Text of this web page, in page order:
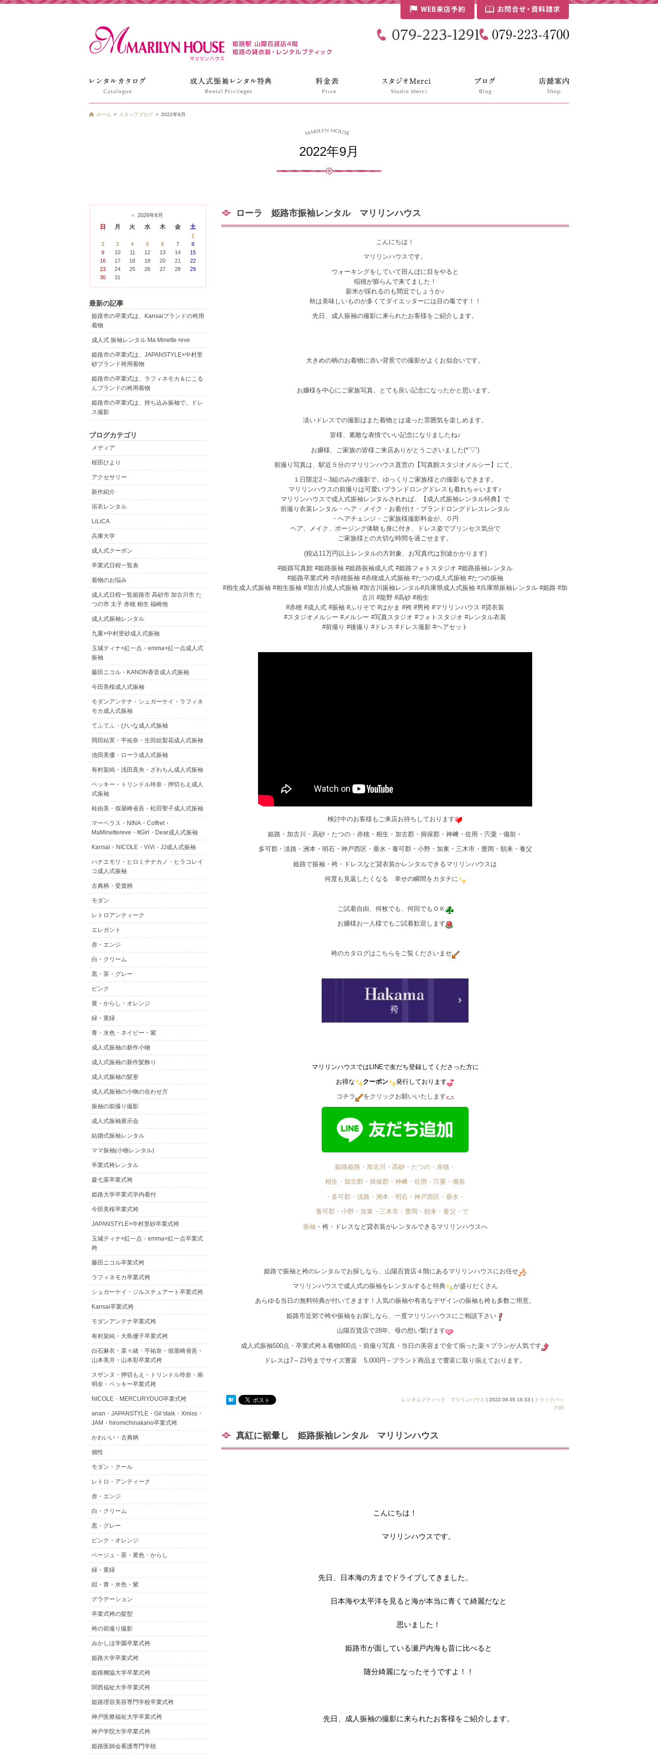
ホーム スタッフブログ 2022年9月
2022年9月
ローラ 姫路市振袖レンタル マリリンハウス
こんにちは！
マリリンハウスです。
ウォーキングをしていて田んぼに目をやると
稲穂が膨らんで来てました！
新米が採れるのも間近でしょうか♪
秋は美味しいものが多くてダイエッターには目の毒です！！
先日、成人振袖の撮影に来られたお客様をご紹介します。
大きめの柄のお着物に赤い背景での撮影がよくお似合いです。
お嬢様を中心にご家族写真、とても良い記念になったかと思います。
淡いドレスでの撮影はまた着物とは違った雰囲気を楽しめます。
皆様、素敵な表情でいい記念になりましたね♪
お嬢様、ご家族の皆様ご来店ありがとうございました(*’▽’)
前撮り写真は、駅近５分のマリリンハウス直営の【写真館スタジオメルシー】にて、
１日限定2～3組のみの撮影で、ゆっくりご家族様との撮影もできます。
マリリンハウスの前撮りは可愛いブランドロングドレスも着れちゃいます♪
マリリンハウスで成人式振袖レンタルされれば、【成人式振袖レンタル特典】で
前撮り衣装レンタル・ヘア・メイク・お着付け・ブランドロングドレスレンタル
・ヘアチェンジ・ご家族様撮影料金が、０円
ヘア、メイク、ポージング体験も身に付き、ドレス姿でプリンセス気分で
ご家族様との大切な時間を過ごせます。
(税込11万円以上レンタルの方対象、お写真代は別途かかります)
#姫路写真館 #姫路振袖 #姫路振袖成人式 #姫路フォトスタジオ #姫路振袖レンタル
#姫路卒業式袴 #赤穂振袖 #赤穂成人式振袖 #たつの成人式振袖 #たつの振袖
#相生成人式振袖 #相生振袖 #加古川成人式振袖 #加古川振袖レンタル#兵庫県成人式振袖 #兵庫県振袖レンタル #姫路 #加
古川 #龍野 #高砂 #相生
#赤穂 #成人式 #振袖 #ふりそで #はかま #袴 #男袴 #マリリンハウス #貸衣装
#スタジオメルシー #メルシー #写真スタジオ #フォトスタジオ #レンタル衣装
#前撮り #後撮り #ドレス #ドレス撮影 #ヘアセット
検討中のお客様もご来店お待ちしております
姫路・加古川・高砂・たつの・赤穂・相生・加古郡・揖保郡・神﨑・佐用・宍粟・備前・
多可郡・淡路・洲本・明石・神戸西区・垂水・養可郡・小野・加東・三木市・豊岡・朝来・養父
姫路で振袖・袴・ドレスなど貸衣装かレンタルできるマリリンハウスは
何度も見返したくなる 幸せの瞬間をカタチに
ご試着自由、何枚でも、何回でもＯＫ
お嬢様お一人様でもご試着歓迎します
袴のカタログはこちらをご覧くださいませ
マリリンハウスではLINEで友だち登録してくださった方に
お得な クーポン 発行しております
コチラ をクリックお願いいたします
姫路姫路・加古川・高砂・たつの・赤穂・
相生・加古郡・揖保郡・神﨑・佐用・宍粟・備前
・多可郡・淡路・洲本・明石・神戸西区・垂水・
養可郡・小野・加東・三木市・豊岡・朝来・養父・で゙
振袖 ・袴・ドレスなど貸衣装がレンタルできるマリリンハウスへ
姫路で振袖と袴のレンタルでお探しなら、山陽百貨店４階にあるマリリンハウスにお任せ
マリリンハウスで成人式の振袖をレンタルすると特典 が盛りだくさん
あらゆる当日の無料特典が付いてきます！人気の振袖や有名なデザインの振袖も袴も多数ご用意。
姫路市近郊で袴や振袖をお探しなら、一度マリリンハウスにご相談下さい
山陽百貨店で28年、母の想い繋げます
成人式振袖500点・卒業式袴＆着物800点・前撮り写真・当日の美容まで全て揃った楽々プランが人気です
ドレスは7～23号までサイズ豊富 5,000円～ブランド商品まで豊富に取り揃えております。
レンタルブティック マリリンハウス | 2022.09.05 16:33 |
トラックバッ
ク(0)
真紅に裾暈し 姫路振袖レンタル マリリンハウス
こんにちは！
マリリンハウスです。
先日、日本海の方までドライブしてきました。
			日本海や太平洋を見ると海が本当に青くて綺麗だなと
			思いました！
			姫路市が面している瀬戸内海も昔に比べると
			随分綺麗になったそうですよ！！
			先日、成人振袖の撮影に来られたお客様をご紹介します。
« 2026年8月
日 月 火 水 木 金 土
1
2
3 4 5 6 7
8
9
10 11 12 13 14
15
16
17 18 19 20 21
22
23
24 25 26 27 28
29
30
31
最新の記事
姫路市の卒業式は、Kansaiブランドの袴用
着物
成人式 振袖レンタル Ma Minette reve
姫路市の卒業式は、JAPANSTYLE×中村里
砂ブランド袴用着物
姫路市の卒業式は、ラフィネモカ＆にこる
んブランドの袴用着物
姫路市の卒業式は、持ち込み振袖で。ドレ
ス撮影
ブログカテゴリ
メディア
桜田ひより
アクセサリー
新作紹介
浴衣レンタル
LiLiCA
兵庫大学
成人式クーポン
卒業式日程一覧表
着物のお悩み
成人式日程一覧姫路市 高砂市 加古川市 た
つの市 太子 赤穂 相生 福崎他
成人式振袖レンタル
九重×中村里砂成人式振袖
玉城ティナ×紅一点・emma×紅一点成人式
振袖
藤田ニコル・KANON香音成人式振袖
今田美桜成人式振袖
モダンアンテナ・シュガーケイ・ラフィネ
モカ成人式振袖
てふてふ・ひいな成人式振袖
岡田結実・平祐奈・生田絵梨花成人式振袖
池田美優・ローラ成人式振袖
有村架純・浅田真央・ざわちん成人式振袖
ベッキー・トリンドル玲奈・押切もえ成人
式振袖
桂由美・假屋崎省吾・松田聖子成人式振袖
マーベラス・NINA・Coffret・
MaMinettereve・ItGirl・Dear成人式振袖
Kansai・NICOLE・ViVi・JJ成人式振袖
ハナエモリ・ヒロミチナカノ・ヒラコレイ
コ成人式振袖
古典柄・受賞柄
モダン
レトロアンティーク
エレガント
赤・エンジ
白・クリーム
黒・茶・グレー
ピンク
黄・からし・オレンジ
緑・黄緑
青・水色・ネイビー・紫
成人式振袖の新作小物
成人式振袖の新作髪飾り
成人式振袖の髪形
成人式振袖の小物の合わせ方
振袖の前撮り撮影
成人式振袖展示会
結婚式振袖レンタル
ママ振袖(小物レンタル)
卒業式袴レンタル
森七菜卒業式袴
姫路大学卒業式学内着付
今田美桜卒業式袴
JAPANSTYLE×中村里砂卒業式袴
玉城ティナ×紅一点・emma×紅一点卒業式
袴
藤田ニコル卒業式袴
ラフィネモカ卒業式袴
シュガーケイ・ジルスチュアート卒業式袴
Kansai卒業式袴
モダンアンテナ卒業式袴
有村架純・大島優子卒業式袴
白石麻衣・菜々緒・平祐奈・假屋崎省吾・
山本美月・山本彩卒業式袴
スザンヌ・押切もえ・トリンドル玲奈・南
明奈・ベッキー卒業式袴
NICOLE・MERCURYDUO卒業式袴
anan・JAPANSTYLE・Gil’stalk・Xmiss・
JAM・hiromichinakano卒業式袴
かわいい・古典柄
個性
モダン・クール
レトロ・アンティーク
赤・エンジ
白・クリーム
黒・グレー
ピンク・オレンジ
ベージュ・茶・黄色・からし
緑・黄緑
紺・青・水色・紫
グラデーション
卒業式袴の髪型
袴の前撮り撮影
みかしほ学園卒業式袴
姫路大学卒業式袴
姫路獨協大学卒業式袴
関西福祉大学卒業式袴
姫路理容美容専門学校卒業式袴
神戸医療福祉大学卒業式袴
神戸学院大学卒業式袴
姫路医師会看護専門学校